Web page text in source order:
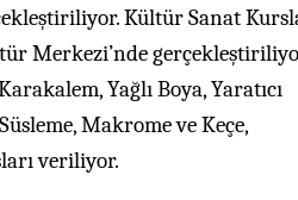
Kültür Sanat
Merkezi’nde
Yağlı Boya, Yaratıcı
Makrome ve Keçe,
veriliyor.